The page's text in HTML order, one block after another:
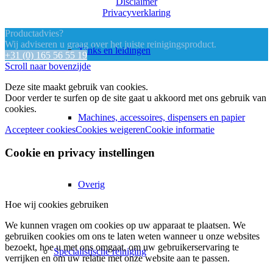
Tanks en leidingen
Machines, accessoires, dispensers en papier
Overig
Specialistische reiniging
Privacyverklaring
Productadvies?
Wij adviseren u graag over het juiste reinigingsproduct.
+31 (0) 165 56 55 19
Scroll naar bovenzijde
Deze site maakt gebruik van cookies.
Door verder te surfen op de site gaat u akkoord met ons gebruik van
cookies.
Accepteer cookiesCookies weigerenCookie informatie
Cookie en privacy instellingen
Hoe wij cookies gebruiken
We kunnen vragen om cookies op uw apparaat te plaatsen. We
gebruiken cookies om ons te laten weten wanneer u onze websites
bezoekt, hoe u met ons omgaat, om uw gebruikerservaring te
verrijken en om uw relatie met onze website aan te passen.